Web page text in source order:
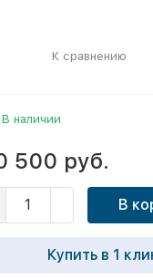
К сравнению
В наличии
500 руб.
В
Купить в 1